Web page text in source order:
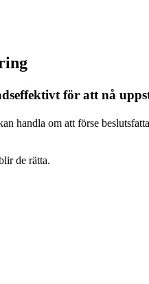
för att nå
handla om att förse
de rätta.